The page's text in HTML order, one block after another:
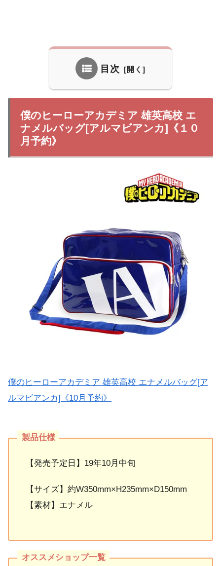
目次
僕のヒーローアカデミア 雄英高校 エ
ナメルバッグ[アルマビアンカ]《１０
月予約》
僕のヒーローアカデミア 雄英高校 エナメルバッグ[ア
ルマビアンカ]《10月予約》
【発売予定日】19年10月中旬
【サイズ】約W350mm×H235mm×D150mm
【素材】エナメル